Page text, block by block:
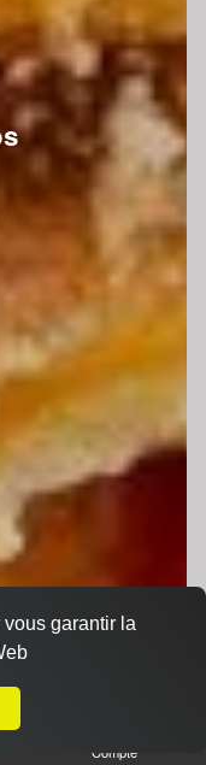
Compte
garantir la